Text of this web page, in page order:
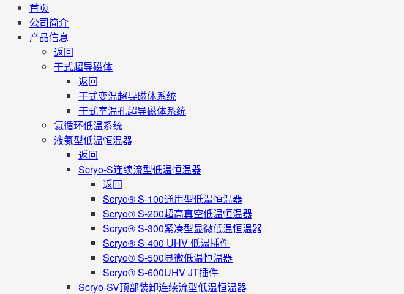
首页
公司简介
产品信息
返回
干式超导磁体
返回
干式变温超导磁体系统
干式室温孔超导磁体系统
氦循环低温系统
液氦型低温恒温器
返回
Scryo-S连续流型低温恒温器
返回
Scryo® S-100通用型低温恒温器
Scryo® S-200超高真空低温恒温器
Scryo® S-300紧凑型显微低温恒温器
Scryo® S-400 UHV 低温插件
Scryo® S-500显微低温恒温器
Scryo® S-600UHV JT插件
Scryo-SV顶部装卸连续流型低温恒温器